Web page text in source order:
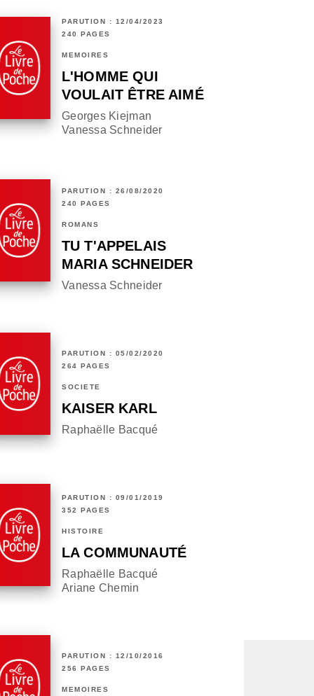
PARUTION : 12/04/2023
240 PAGES
MÉMOIRES
L'HOMME QUI
VOULAIT ÊTRE AIMÉ
Georges Kiejman
Vanessa Schneider
PARUTION : 26/08/2020
240 PAGES
ROMANS
TU T'APPELAIS
MARIA SCHNEIDER
Vanessa Schneider
PARUTION : 05/02/2020
264 PAGES
SOCIÉTÉ
KAISER KARL
Raphaëlle Bacqué
PARUTION : 09/01/2019
352 PAGES
HISTOIRE
LA COMMUNAUTÉ
Raphaëlle Bacqué
Ariane Chemin
PARUTION : 12/10/2016
256 PAGES
MÉMOIRES